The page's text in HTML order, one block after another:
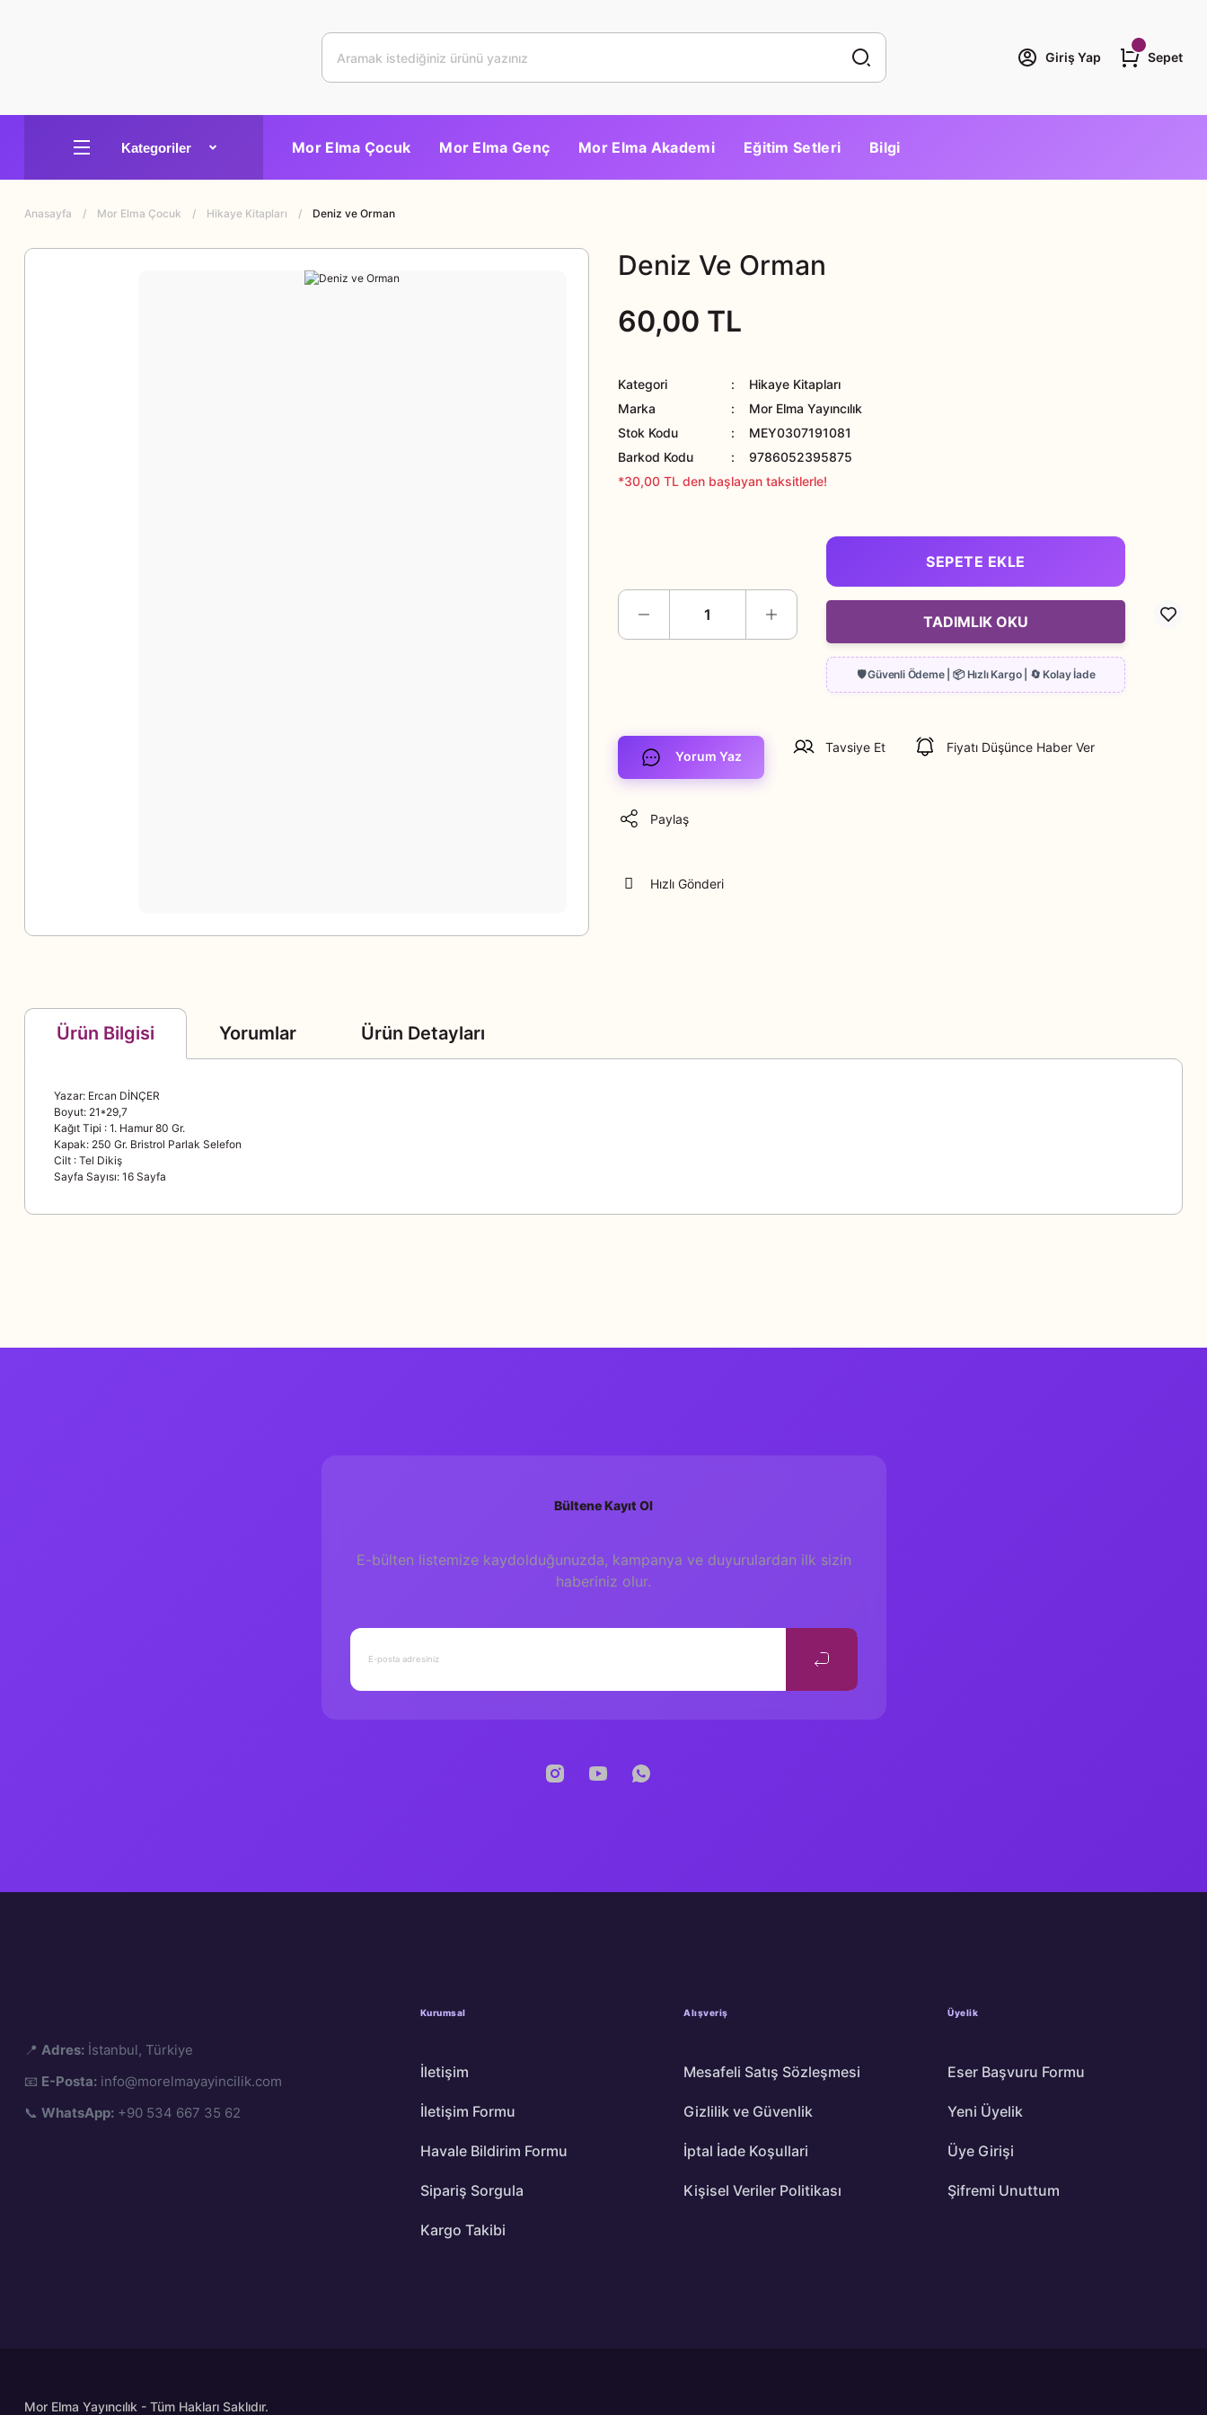
Giriş Yap Sepet
Mor Elma Çocuk Mor Elma Genç Mor Elma Akademi Eğitim Setleri Bilgi
Anasayfa Mor Elma Çocuk Hikaye Kitapları Deniz ve Orman
Deniz Ve Orman
60,00 TL
Kategori
Hikaye Kitapları
Marka
Mor Elma Yayıncılık
Stok Kodu
MEY0307191081
Barkod Kodu
9786052395875
*30,00 TL den başlayan taksitlerle!
SEPETE EKLE
TADIMLIK OKU
Yorum Yaz
Tavsiye Et Fiyatı Düşünce Haber Ver
Paylaş
Hızlı Gönderi
Ürün Bilgisi Yorumlar Ürün Detayları
Yazar: Ercan DİNÇER
Boyut: 21*29,7
Kağıt Tipi : 1. Hamur 80 Gr.
Kapak: 250 Gr. Bristrol Parlak Selefon
Cilt : Tel Dikiş
Sayfa Sayısı: 16 Sayfa
Bültene Kayıt Ol
E-bülten listemize kaydolduğunuzda, kampanya ve duyurulardan ilk sizin
haberiniz olur.
📍 Adres: İstanbul, Türkiye
📧 E-Posta: info@morelmayayincilik.com
📞 WhatsApp: +90 534 667 35 62
Kurumsal
İletişim
İletişim Formu
Havale Bildirim Formu
Sipariş Sorgula
Kargo Takibi
Alışveriş
Mesafeli Satış Sözleşmesi
Gizlilik ve Güvenlik
İptal İade Koşullari
Kişisel Veriler Politikası
Üyelik
Eser Başvuru Formu
Yeni Üyelik
Üye Girişi
Şifremi Unuttum
Mor Elma Yayıncılık - Tüm Hakları Saklıdır.